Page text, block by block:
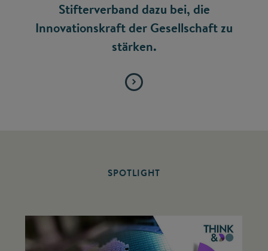
Stifterverband dazu bei, die
Innovationskraft der Gesellschaft zu
stärken.
SPOTLIGHT